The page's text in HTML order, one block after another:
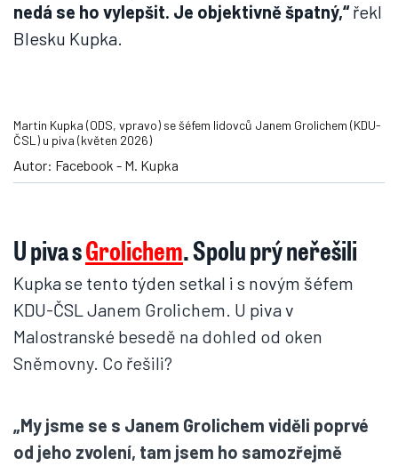
nedá se ho vylepšit. Je objektivně špatný,“řekl
Blesku Kupka.
Martin Kupka (ODS, vpravo) se šéfem lidovců Janem Grolichem (KDU-
ČSL) u piva (květen 2026)
Autor: Facebook - M. Kupka
U piva sGrolichem. Spolu prý neřešili
Kupka se tento týden setkal i s novým šéfem
KDU-ČSL Janem Grolichem. U piva v
Malostranské besedě na dohled od oken
Sněmovny. Co řešili?
„My jsme se s Janem Grolichem viděli poprvé
od jeho zvolení, tam jsem ho samozřejmě